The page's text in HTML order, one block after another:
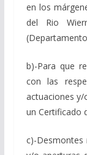
en los
del Rio
b)-Para que
con las
actuaciones
un Certificado
c)-Desmontes